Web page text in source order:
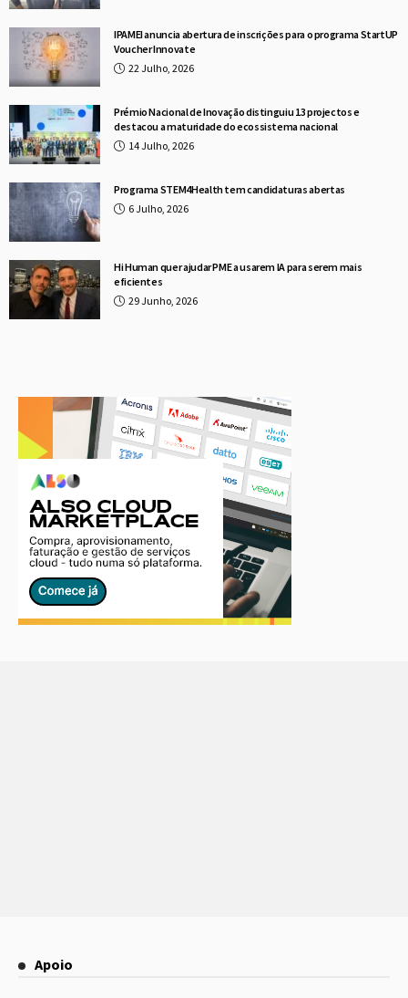
IPAMEI anuncia abertura de inscrições para o programa StartUP
Voucher Innovate
22 Julho, 2026
Prémio Nacional de Inovação distinguiu 13 projectos e
destacou a maturidade do ecossistema nacional
14 Julho, 2026
Programa STEM4Health tem candidaturas abertas
6 Julho, 2026
Hi Human quer ajudar PME a usarem IA para serem mais
eficientes
29 Junho, 2026
Apoio